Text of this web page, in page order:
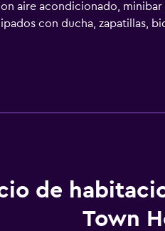
aire acondicionado,
con ducha, zapatillas,
acceso a Internet wifi
que se indican más abajo
de
Town